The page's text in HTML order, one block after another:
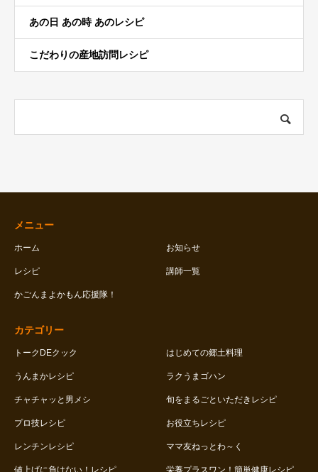
あの日 あの時 あのレシピ
こだわりの産地訪問レシピ
メニュー
ホーム お知らせ
レシピ 講師一覧
かごんまよかもん応援隊！
カテゴリー
トークDEクック はじめての郷土料理
うんまかレシピ ラクうまゴハン
チャチャッと男メシ 旬をまるごといただきレシピ
プロ技レシピ お役立ちレシピ
レンチンレシピ ママ友ねっとわ～く
値上げに負けない！レシピ 栄養プラスワン！簡単健康レシピ